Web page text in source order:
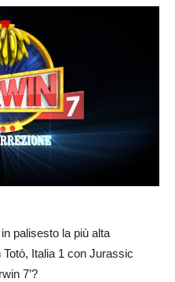
palisesto la più alta
Italia 1 con Jurassic
7’?